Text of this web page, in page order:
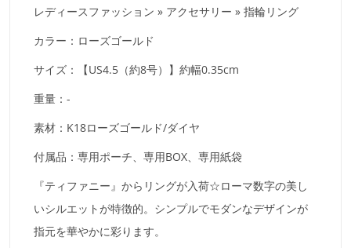
レディースファッション » アクセサリー » 指輪リング
カラー：ローズゴールド
サイズ：【US4.5（約8号）】約幅0.35cm
重量：-
素材：K18ローズゴールド/ダイヤ
付属品：専用ポーチ、専用BOX、専用紙袋
『ティファニー』からリングが入荷☆ローマ数字の美し
いシルエットが特徴的。シンプルでモダンなデザインが
指元を華やかに彩ります。